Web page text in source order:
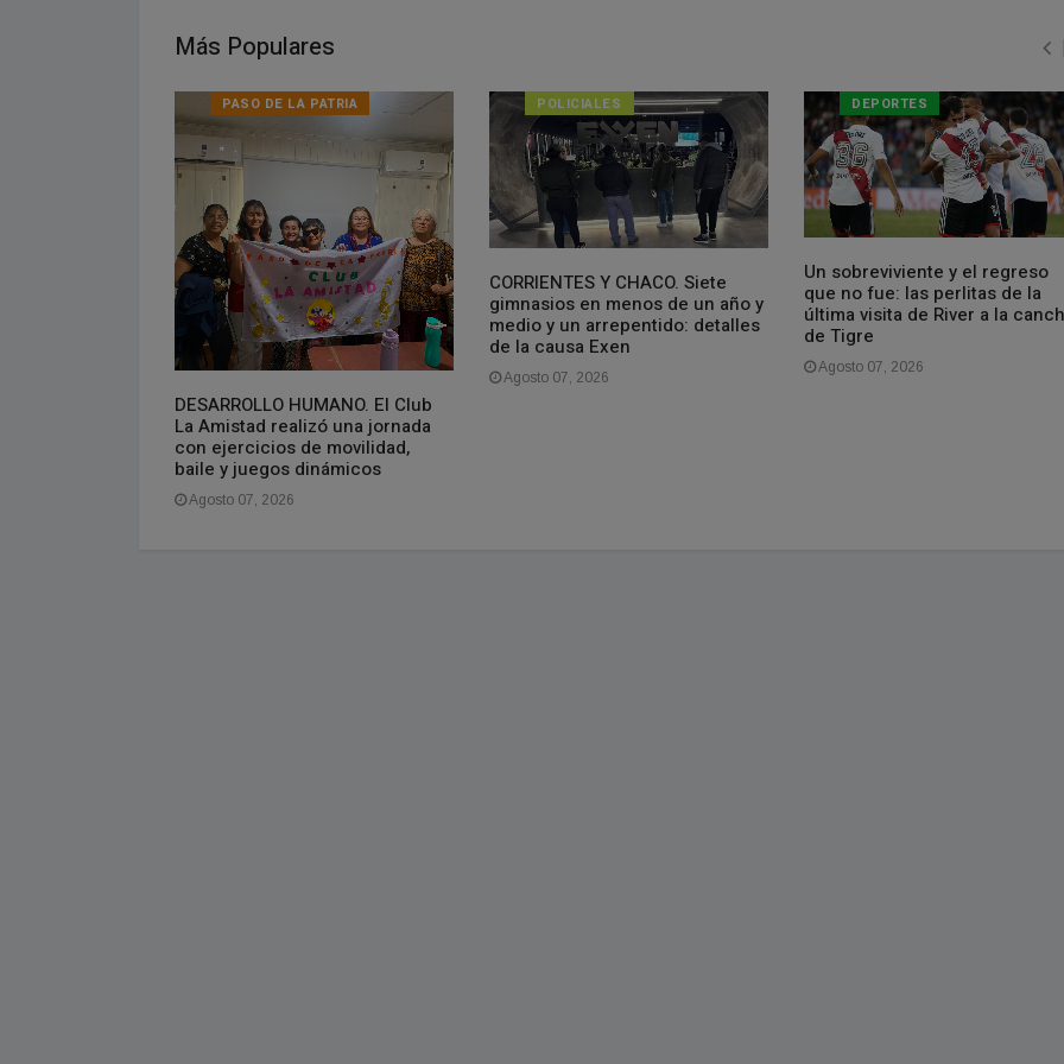
Más Populares
PASO DE LA PATRIA
DESARROLLO HUMANO. El Club
La Amistad realizó una jornada
con ejercicios de movilidad,
baile y juegos dinámicos
Agosto 07, 2026
POLICIALES
CORRIENTES Y CHACO. Siete
gimnasios en menos de un año y
medio y un arrepentido: detalles
de la causa Exen
Agosto 07, 2026
DEPORTES
Un sobreviviente y el regreso
que no fue: las perlitas de la
última visita de River a la
de Tigre
Agosto 07, 2026